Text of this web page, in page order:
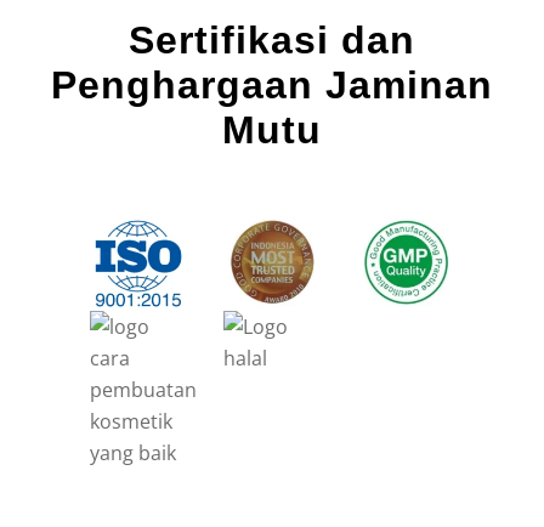
Sertifikasi dan
Penghargaan Jaminan
Mutu